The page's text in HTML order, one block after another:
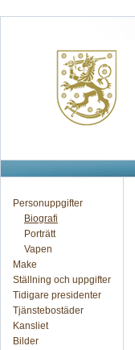
Personuppgifter
Biografi
Porträtt
Vapen
Make
Ställning och uppgifter
Tidigare presidenter
Tjänstebostäder
Kansliet
Bilder